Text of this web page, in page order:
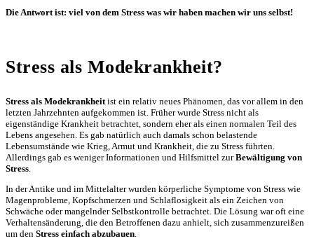
Die Antwort ist: viel von dem Stress was wir haben machen wir uns selbst!
Stress als Modekrankheit?
Stress als Modekrankheitist ein relativ neues Phänomen, das vor allem in den
letzten Jahrzehnten aufgekommen ist. Früher wurde Stress nicht als
eigenständige Krankheit betrachtet, sondern eher als einen normalen Teil des
Lebens angesehen. Es gab natürlich auch damals schon belastende
Lebensumstände wie Krieg, Armut und Krankheit, die zu Stress führten.
Allerdings gab es weniger Informationen und Hilfsmittel zurBewältigung von
Stress.
In der Antike und im Mittelalter wurden körperliche Symptome von Stress wie
Magenprobleme, Kopfschmerzen und Schlaflosigkeit als ein Zeichen von
Schwäche oder mangelnder Selbstkontrolle betrachtet. Die Lösung war oft eine
Verhaltensänderung, die den Betroffenen dazu anhielt, sich zusammenzureißen
um den Stress einfach abzubauen.